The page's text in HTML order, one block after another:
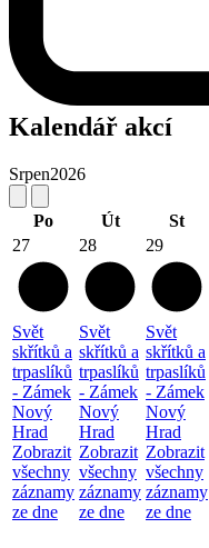
Kalendář akcí
Srpen2026
Po Út St
27
Svět
skřítků a
trpaslíků
- Zámek
Nový
Hrad
Zobrazit
všechny
záznamy
ze dne
28
Svět
skřítků a
trpaslíků
- Zámek
Nový
Hrad
Zobrazit
všechny
záznamy
ze dne
29
Svět
skřítků a
trpaslíků
- Zámek
Nový
Hrad
Zobrazit
všechny
záznamy
ze dne